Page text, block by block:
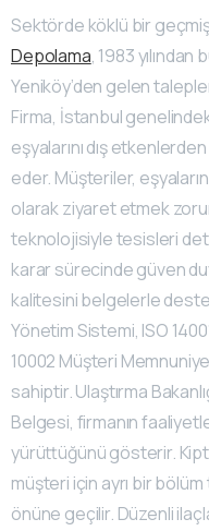
Sektörde köklü bir
Depolama, 1983
Yeniköy’den gelen
Firma, İstanbul
eşyalarını dış
eder. Müşteriler,
olarak ziyaret etmek
teknolojisiyle tesisleri
karar sürecinde güven
kalitesini belgelerle
Yönetim Sistemi, ISO
10002 Müşteri
sahiptir. Ulaştırma
Belgesi, firmanın
yürüttüğünü gösterir.
müşteri için ayrı bir bölüm
önüne geçilir. Düzenli